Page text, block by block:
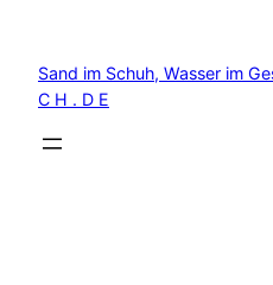
springen
Sand im Schuh, Wasser im
C H . D E